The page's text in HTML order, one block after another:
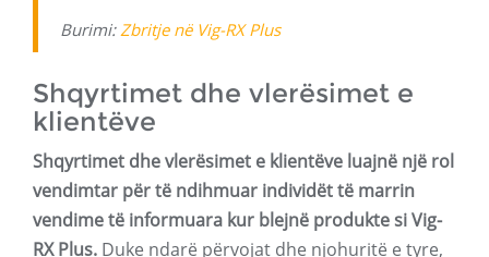
Burimi:Zbritje në Vig-RX Plus
Shqyrtimet dhe vlerësimet e
klientëve
Shqyrtimet dhe vlerësimet e klientëve luajnë një rol
vendimtar për të ndihmuar individët të marrin
vendime të informuara kur blejnë produkte si Vig-
RX Plus. Duke ndarë përvojat dhe njohuritë e tyre,